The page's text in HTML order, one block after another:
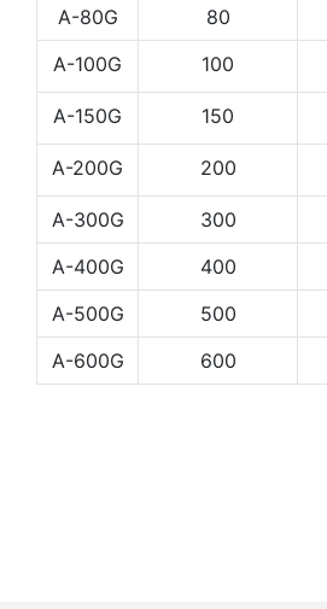
A-80G
80
A-100G
100
A-150G 150
A-200G 200
A-300G 300
A-400G
400
A-500G
500
A-600G
600